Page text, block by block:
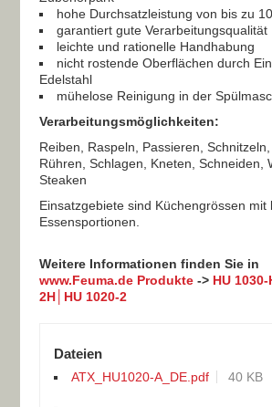
hohe Durchsatzleistung von bis zu
garantiert gute Verarbeitungsqualität
leichte und rationelle Handhabung
nicht rostende Oberflächen durch
Edelstahl
mühelose Reinigung in der
Verarbeitungsmöglichkeiten:
Reiben, Raspeln, Passieren, Schnitzeln,
Rühren, Schlagen, Kneten, Schneiden,
Steaken
Einsatzgebiete sind Küchengrössen mit
Essensportionen.
Weitere Informationen finden Sie in
www.Feuma.de Produkte -> HU
2H│HU 1020-2​
Dateien
ATX_HU1020-A_DE.pdf 40 KB